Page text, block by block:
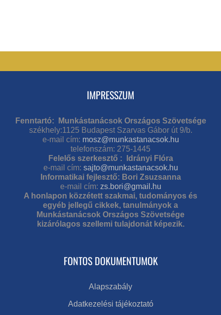
IMPRESSZUM
Fenntartó: Munkástanácsok Országos Szövetsége
székhely:1125 Budapest Szarvas Gábor út 9/b.
e-mail cím: mosz@munkastanacsok.hu
telefonszám: 275-1445
Felelős szerkesztő : Idrányi Flóra
e-mail cím: sajto@munkastanacsok.hu
Informatikai fejlesztő: Bori Zsuzsanna
e-mail cím: zs.bori@gmail.hu
A honlapon közzétett szakmai, tudományos és
egyéb jellegű cikkek, tanulmányok a
Munkástanácsok Országos Szövetsége
kizárólagos szellemi tulajdonát képezik.
FONTOS DOKUMENTUMOK
Alapszabály
Adatkezelési tájékoztató